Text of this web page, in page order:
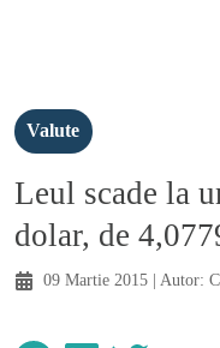
Valute
Leul scade la
dolar, de
09 Martie 2015 | Autor: